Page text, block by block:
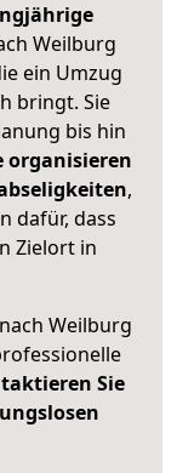
Weilburg
ein Umzug
bringt. Sie
bis hin
organisieren
,
dafür, dass
Zielort in
Weilburg
Sie